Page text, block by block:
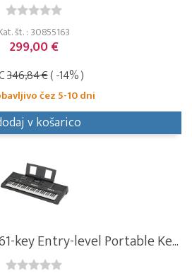
št. : 30855163
299,00 €
346,84 €( -14% )
čez 5-10 dni
v košarico
key Entry-level Portable Ke...